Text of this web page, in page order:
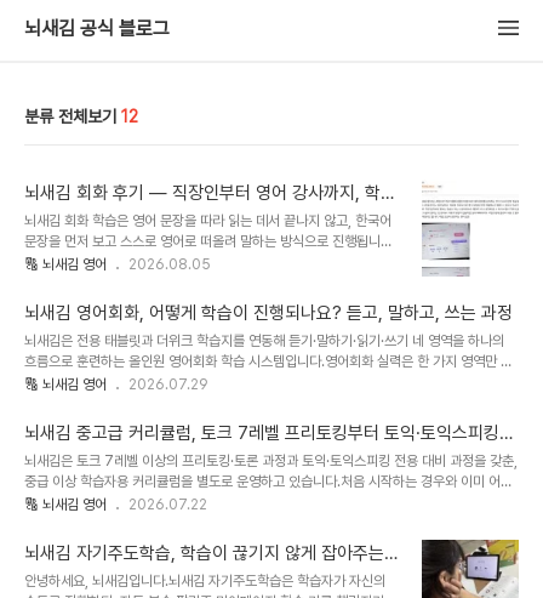
뇌새김 공식 블로그
분류 전체보기 12
뇌새김 회화 후기 — 직장인부터 영어 강사까지, 학습
자들이 직접 남긴 기록
뇌새김 회화 학습은 영어 문장을 따라 읽는 데서 끝나지 않고, 한국어
문장을 먼저 보고 스스로 영어로 떠올려 말하는 방식으로 진행됩니다.
학습후기 게시판에는 알파벳부터 다시 시작한 분, 업무에서 영어를 쓰
록이 올라옵니다. 이 글은 그중 회화 학습에 관한 기록을 그대로 옮기
고, 그 학습이 어떤 구조에서 나온 것인지 정리한 글입니다.📑 목차1.
뇌새김 회화 학습은 어떻게 진행되나요?2. 발음은 어떻게 교정되나
요?3. 난이도는 어디까지 올라가나요?4. 문법과 어법도 함께 다루나
요?5. 업무나 시험 목적으로도 쓰나요?6. 배운 표현이 실제 대화에서
분께 잘 맞습니다9. 자..
🔠 뇌새김 영어 2026.08.05
뇌새김 영어회화, 어떻게 학습이 진행되나요? 듣고, 말하고, 쓰는 과정
뇌새김은 전용 태블릿과 더위크 학습지를 연동해 듣기·말하기·읽기·쓰기 네 영역을 하나의
흐름으로 훈련하는 올인원 영어회화 학습 시스템입니다.영어회화 실력은 한 가지 영역만 끌
어올려서 완성되지 않습니다. 들은 표현을 소리 내어 말해 보고, 그 문장을 눈으로 읽고 손으
로 끝내지 않고 종이 학습지를 함께 두는 이유입니다. 이 글에서는 두 가지가 각각 어떤 역할
을 맡는지, 그리고 어떤 순서로 이어져 영어회화로 연결되는지를 정리했습니다.📑 목차1. 뇌
새김 영어회화는 어떤 방식으로 학습하나요?2. 태블릿과 학습지, 왜 두 가지를 함께 쓰나요?
3. 듣기는 어떻게 훈련하나요?4. 말하기는 어떻게 훈련하나요?5. 읽기(어휘·독해)는..
🔠 뇌새김 영어 2026.07.29
뇌새김 중고급 커리큘럼, 토크 7레벨 프리토킹부터 토익·토익스피킹까
지
뇌새김은 토크 7레벨 이상의 프리토킹·토론 과정과 토익·토익스피킹 전용 대비 과정을 갖춘,
중급 이상 학습자용 커리큘럼을 별도로 운영하고 있습니다.처음 시작하는 경우와 이미 어느
정도 하는 상태에서 한 단계 올리는 경우는 설계가 다릅니다. 후자는 표현을 늘리기보다 쓰
리했습니다.📑 목차1. 어디서부터 시작하나요?2. 중고급에 이미지 연상·반복이 유리한 이유
3. 토크 7레벨 이상에서 다루는 것4. 스피킹·실전회화 훈련 방식5. 토익·토익스피킹 대비6.
목표별 학습 플랜7. 자주 묻는 질문 (FAQ)1. 어디서부터 시작하나요?토크 6~7레벨 이상에
🔠 뇌새김 영어 2026.07.22
뇌새김 자기주도학습, 학습이 끊기지 않게 잡아주는
4가지 장치
안녕하세요, 뇌새김입니다.뇌새김 자기주도학습은 학습자가 자신의